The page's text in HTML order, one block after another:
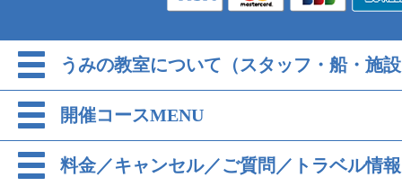
うみの教室について（スタッフ・船・施
開催コースMENU
料金／キャンセル／ご質問／トラベル情報